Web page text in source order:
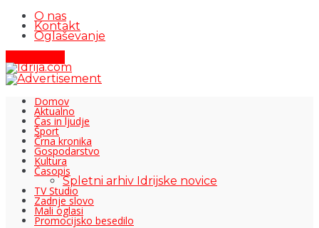
O nas
Kontakt
Oglaševanje
Domov
Aktualno
Čas in ljudje
Šport
Črna kronika
Gospodarstvo
Kultura
Časopis
Spletni arhiv Idrijske novice
TV Studio
Zadnje slovo
Mali oglasi
Promocijsko besedilo